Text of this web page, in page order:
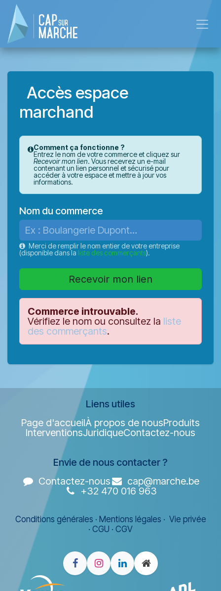
Se rendre au contenu
Accès espace
marchand
Comment ça fonctionne ?
Entrez le nom de votre commerce et cliquez sur
Recevoir mon lien. Vous recevrez un e-mail
contenant un lien personnel et sécurisé pour
accéder à votre espace et mettre à jour vos
informations.
Nom du commerce
Merci de remplir le nom entier de votre entreprise
(disponible dans la liste des commerçants).
Recevoir mon lien
Commerce introuvable.
Vérifiez le nom ou consultez la liste
des commerçants.
Liens utiles
Page d'accueilÀ propos de nousProduits
InterventionsJuridiqueContactez-nous
Envie de nous contacter ?
Contactez-nous
cap@marche.be
+32 470 016 963
Conditions générales · Mentions légales · Vie privée
· CGU · CGV